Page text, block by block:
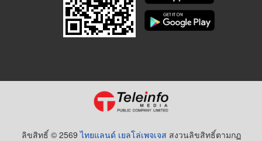
ลิขสิทธิ์ © 2569ไทยแลนด์ เยลโล่เพจเจส สงวนลิขสิทธิ์ตามกฏ